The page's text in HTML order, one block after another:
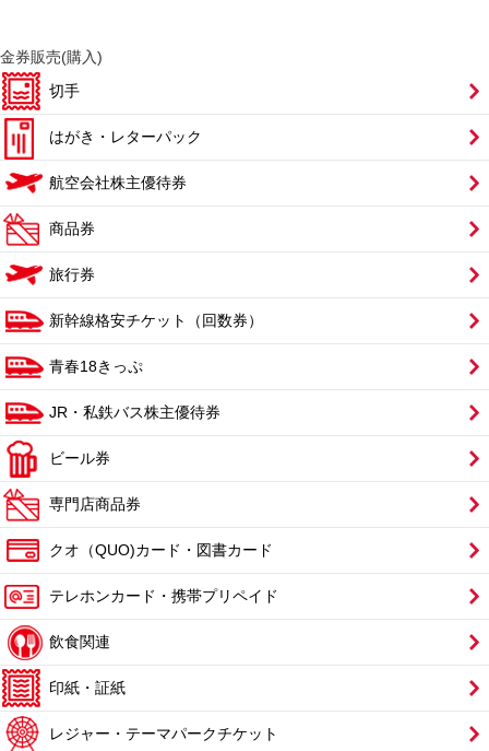
金券販売(購入)
切手
はがき・レターパック
航空会社株主優待券
商品券
旅行券
新幹線格安チケット（回数券）
青春18きっぷ
JR・私鉄バス株主優待券
ビール券
専門店商品券
クオ（QUO)カード・図書カード
テレホンカード・携帯プリペイド
飲食関連
印紙・証紙
レジャー・テーマパークチケット